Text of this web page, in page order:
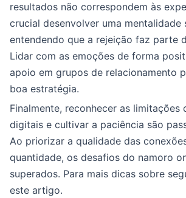
resultados não correspondem às
crucial desenvolver uma mentalidade
entendendo que a rejeição faz parte
Lidar com as emoções de forma
apoio em grupos de relacionamento
boa estratégia.
Finalmente, reconhecer as limitações
digitais e cultivar a paciência são
Ao priorizar a qualidade das
quantidade, os desafios do namoro
superados. Para mais dicas sobre
este artigo.